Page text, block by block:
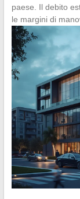
paese. Il debito
le margini di